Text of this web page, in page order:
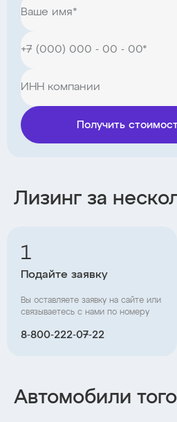
Получить
Лизинг за
1
Подайте заявку
Вы оставляете заявку на сайте или
связываетесь с нами по номеру
8‑800‑222‑07‑22
Автомобили